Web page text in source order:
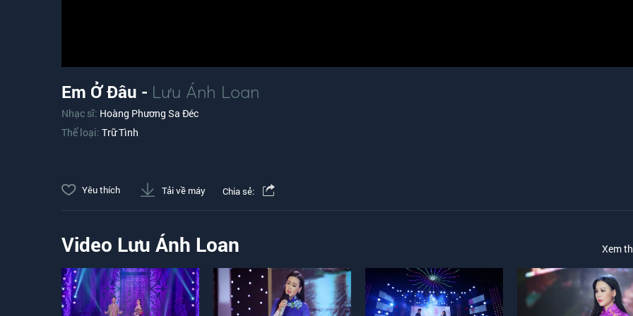
Em Ở Đâu - Lưu Ánh Loan
Nhạc sĩ: Hoàng Phương Sa Đéc
Thể loại: Trữ Tình
Yêu thích Tải về máy Chia sẻ:
Video Lưu Ánh Loan Xem